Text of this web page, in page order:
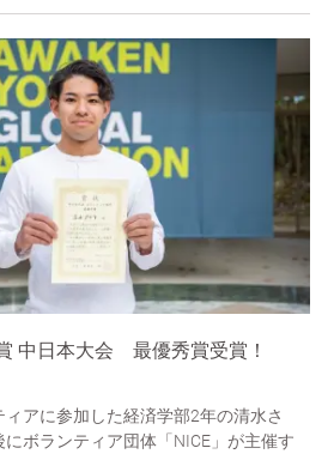
中日本大会 最優秀賞受賞！
アに参加した経済学部2年の清水さ
ボランティア団体「NICE」が主催す